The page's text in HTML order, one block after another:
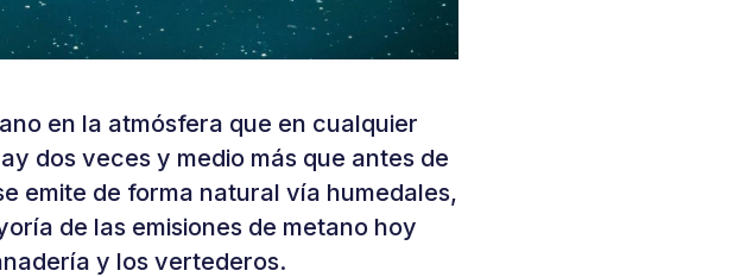
en la atmósfera que en cualquier
dos veces y medio más que antes de
emite de forma natural vía humedales,
de las emisiones de metano hoy
y los vertederos.